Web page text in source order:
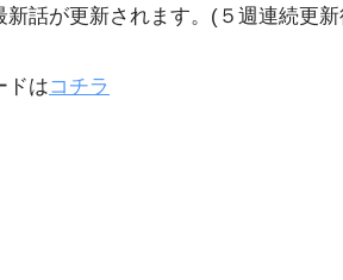
新話が更新されます。(５週連続更
ドはコチラ